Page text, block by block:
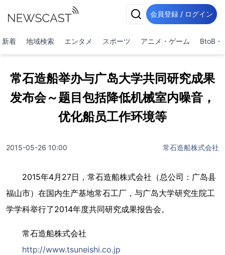
会員登録 / ログイン
新着 地域検索 エンタメ スポーツ アニメ・ゲーム BtoB・
常石造船举办与广岛大学共同研究成果
发布会～题目包括降低机械室内噪音，
优化船员工作环境等
2015-05-26 10:00 常石造船株式会社
2015年4月27日，常石造船株式会社（总公司：广岛县
福山市）在国内生产基地常石工厂，与广岛大学研究生院工
学学科举行了2014年度共同研究成果报告会。
常石造船株式会社
http://www.tsuneishi.co.jp